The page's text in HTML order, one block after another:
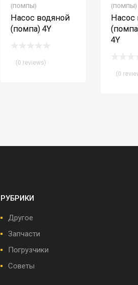
(ПОМПЫ)
Насос водяной
(помпа) 4Y
(0 reviews)
(ПОМПЫ)
Насос
4Y
(0
РУБРИКИ
Другое
Запчасти
Погрузчики
Советы